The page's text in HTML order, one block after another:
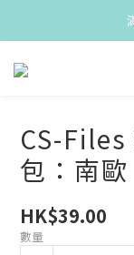
CS-
包：南
HK$39.00
數量